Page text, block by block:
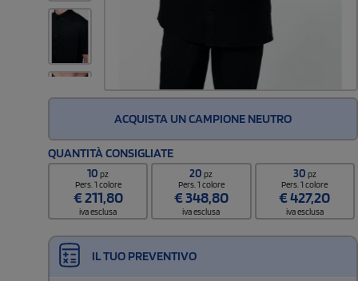
ACQUISTA UN CAMPIONE NEUTRO
QUANTITÀ CONSIGLIATE
10pz
Pers. 1 colore
€211,80
iva esclusa
20pz
Pers. 1 colore
€348,80
iva esclusa
30 pz
Pers. 1 colore
€427,20
iva esclusa
IL TUO PREVENTIVO